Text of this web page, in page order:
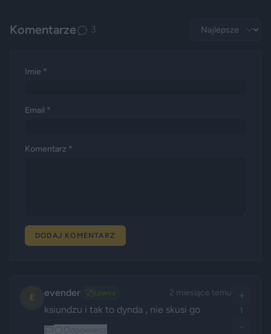
Komentarze 3
Imie *
Email *
Komentarz *
DODAJ KOMENTARZ
E evender 🏹 Łowca 2 miesiące temu
ksiundzu i tak to dynda , nie skusi go
+
1
-